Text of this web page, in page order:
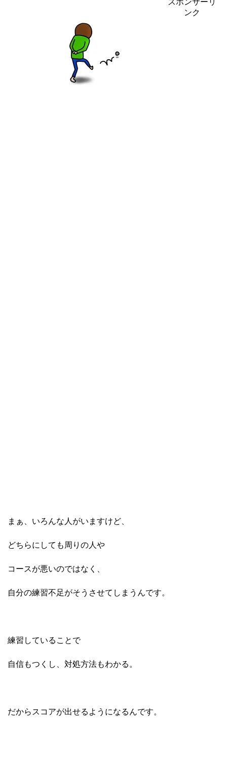
ンク
まぁ、いろんな人がいますけど、
どちらにしても周りの人や
コースが悪いのではなく、
自分の練習不足がそうさせてしまうんです。
練習していることで
自信もつくし、対処方法もわかる。
だからスコアが出せるようになるんです。